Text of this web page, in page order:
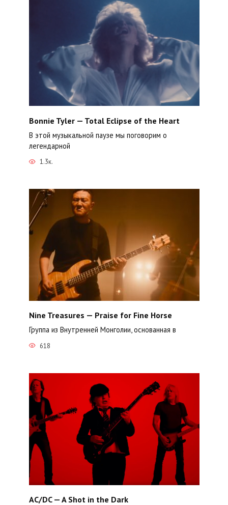
Bonnie Tyler — Total Eclipse of the Heart
В этой музыкальной паузе мы поговорим о
легендарной
1.3к.
Nine Treasures — Praise for Fine Horse
Группа из Внутренней Монголии, основанная в
618
AC/DC — A Shot in the Dark